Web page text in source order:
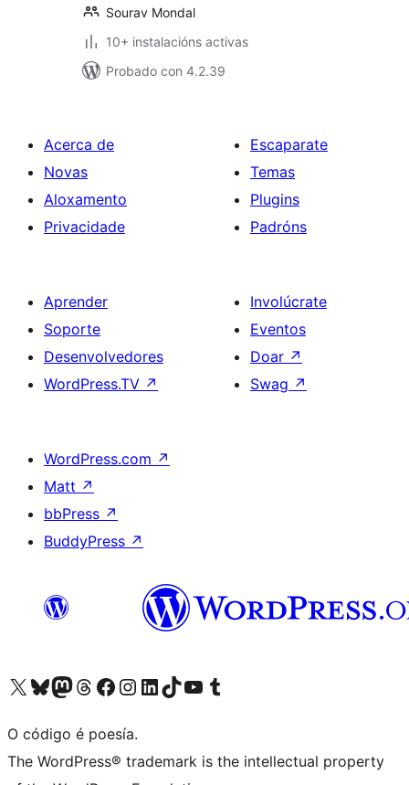
Sourav Mondal
10+ instalacións activas
Probado con 4.2.39
Acerca de
Novas
Aloxamento
Privacidade
Escaparate
Temas
Plugins
Padróns
Aprender
Soporte
Desenvolvedores
WordPress.TV ↗
Involúcrate
Eventos
Doar ↗
Swag ↗
WordPress.com ↗
Matt ↗
bbPress ↗
BuddyPress ↗
Visita la cuenta de X (anteriormente Twitter)
Visita a nosa conta de Bluesky
Visita a nosa conta de Mastodon
Visita a nosa conta de Threads
Visita a nosa páxina de Facebook
Visita a nosa conta de Instagram
Visita a nosa conta de LinkedIn
Visita a nosa conta de TikTok
Visita a nosa canle de YouTube
Visita a nosa conta de Tumblr
O código é poesía.
The WordPress® trademark is the intellectual property